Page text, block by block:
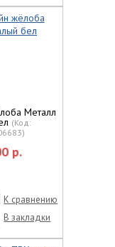
Металл
(Код:
)
р.
К сравнению
В закладки